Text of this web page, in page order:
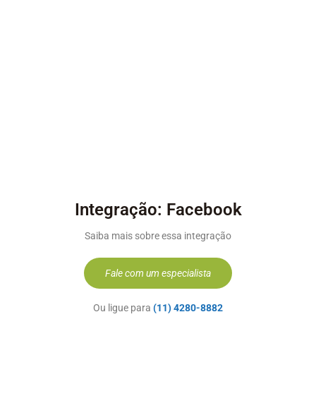
Integração: Facebook
Saiba mais sobre essa integração
Fale com um especialista
Ou ligue para (11) 4280-8882